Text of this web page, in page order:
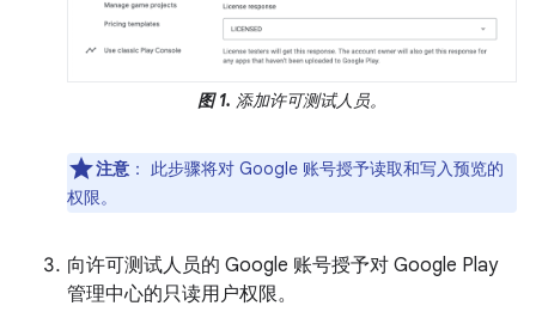
图 1. 添加许可测试人员。
注意 ：
此步骤将对 Google 账号授予读取和写入预览的
权限。
向许可测试人员的 Google 账号授予对 Google Play
管理中心的只读用户权限。